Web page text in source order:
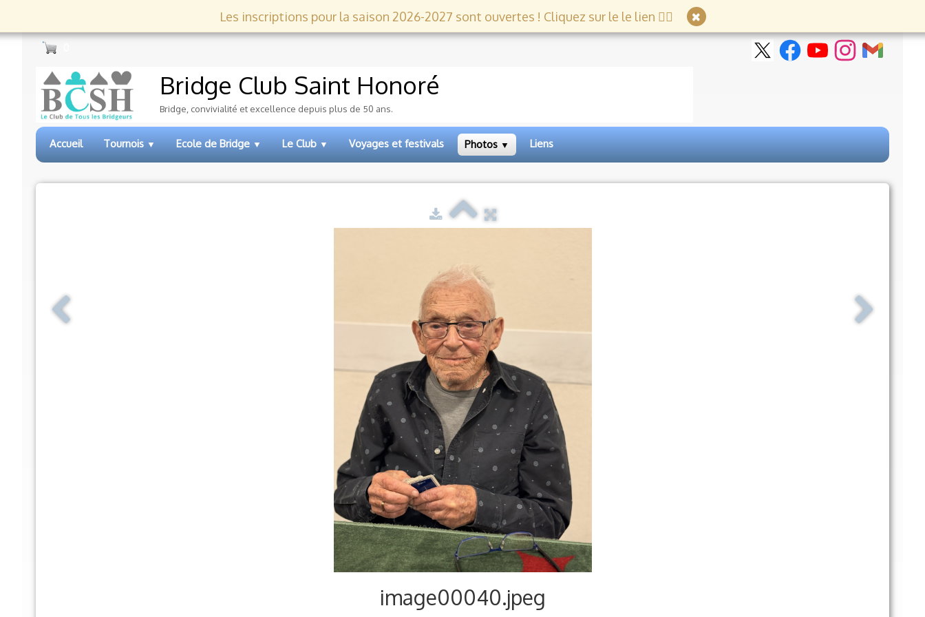
Les inscriptions pour la saison 2026-2027 sont ouvertes ! Cliquez sur le le lien 👇🏻
Bridge Club Saint Honoré
Bridge, convivialité et excellence depuis plus de 50 ans.
Accueil Tournois ▼ Ecole de Bridge ▼ Le Club ▼ Voyages et festivals Photos ▼ Liens
image00040.jpeg